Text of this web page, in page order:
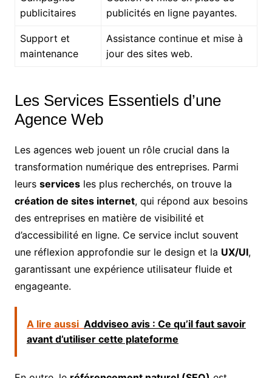
publicitaires
publicités en ligne payantes.
Support et
maintenance
Assistance continue et mise à
jour des sites web.
Les Services Essentiels d’une
Agence Web
Les agences web jouent un rôle crucial dans la
transformation numérique des entreprises. Parmi
leurs servicesles plus recherchés, on trouve la
création de sites internet, qui répond aux besoins
des entreprises en matière de visibilité et
d’accessibilité en ligne. Ce service inclut souvent
une réflexion approfondie sur le design et la UX/UI,
garantissant une expérience utilisateur fluide et
engageante.
A lire aussi Addviseo avis : Ce qu’il faut savoir
avant d’utiliser cette plateforme